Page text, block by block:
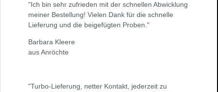
"Ich bin sehr zufrieden mit der schnellen Abwicklung
meiner Bestellung! Vielen Dank für die schnelle
Lieferung und die beigefügten Proben."
Barbara Kleere
aus Anröchte
"Turbo-Lieferung, netter Kontakt, jederzeit zu